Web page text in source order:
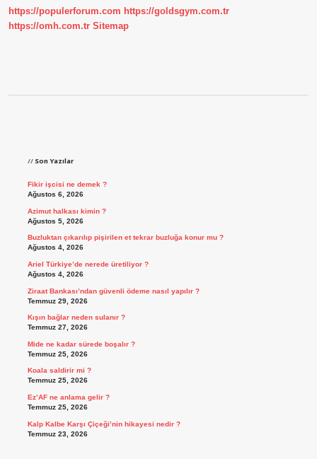
https://populerforum.com https://goldsgym.com.tr
https://omh.com.tr Sitemap
Son Yazılar
Fikir işcisi ne demek ?
Ağustos 6, 2026
Azimut halkası kimin ?
Ağustos 5, 2026
Buzluktan çıkarılıp pişirilen et tekrar buzluğa konur mu ?
Ağustos 4, 2026
Ariel Türkiye’de nerede üretiliyor ?
Ağustos 4, 2026
Ziraat Bankası’ndan güvenli ödeme nasıl yapılır ?
Temmuz 29, 2026
Kışın bağlar neden sulanır ?
Temmuz 27, 2026
Mide ne kadar sürede boşalır ?
Temmuz 25, 2026
Koala saldirir mi ?
Temmuz 25, 2026
Ez’AF ne anlama gelir ?
Temmuz 25, 2026
Kalp Kalbe Karşı Çiçeği’nin hikayesi nedir ?
Temmuz 23, 2026